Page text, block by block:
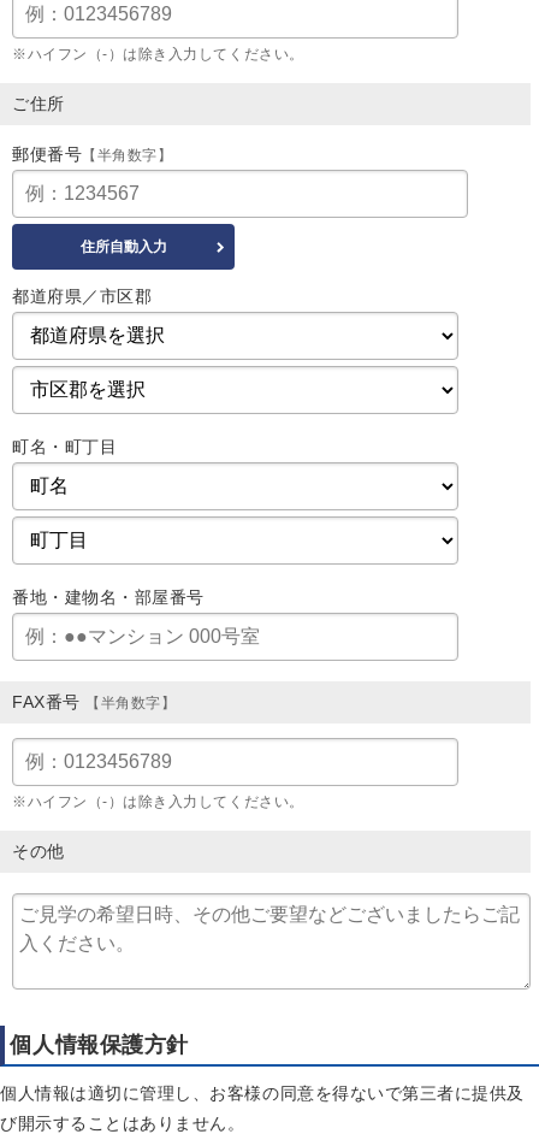
※ハイフン（-）は除き入力してください。
ご住所
郵便番号 【半角数字】
都道府県／市区郡
町名・町丁目
番地・建物名・部屋番号
FAX番号 【半角数字】
※ハイフン（-）は除き入力してください。
その他
個人情報保護方針
個人情報は適切に管理し、お客様の同意を得ないで第三者に提供及
び開示することはありません。